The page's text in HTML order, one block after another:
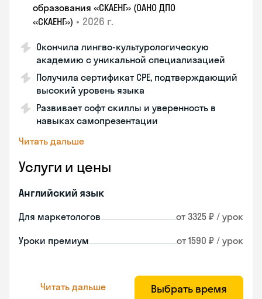
образования «СКАЕНГ» (ОАНО ДПО
«СКАЕНГ») • 2026 г.
Окончила лингво-культурологическую
академию с уникальной специализацией
Получила сертификат CPE, подтверждающий
высокий уровень языка
Развивает софт скиллы и уверенность в
навыках самопрезентации
Читать дальше
Услуги и цены
Английский язык
Для маркетологов от 3325 ₽ / урок
Уроки премиум от 1590 ₽ / урок
Читать дальше Выбрать время